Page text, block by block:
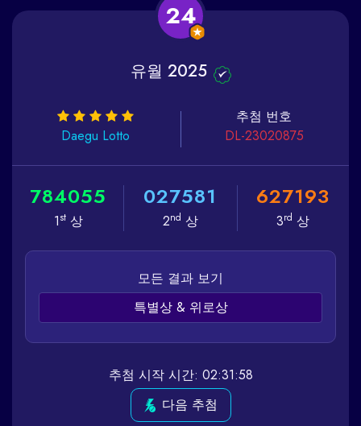
24
유월 2025
Daegu Lotto
추첨 번호
DL-23020875
784055
1st상
027581
2nd 상
627193
3rd 상
모든 결과 보기
특별상 & 위로상
추첨 시작 시간: 02:31:58
다음 추첨